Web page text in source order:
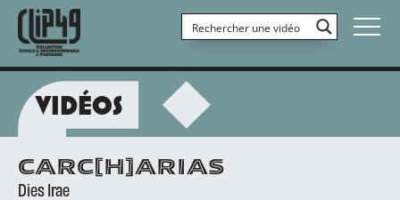
VIDÉOS
CARC[H]ARIAS
Dies Irae